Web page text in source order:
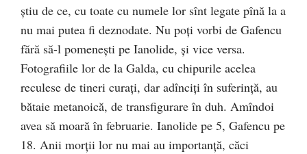
ştiu de ce, cu toate cu numele lor sînt legate pînă la a
nu mai putea fi deznodate. Nu poți vorbi de Gafencu
fără să-l pomenești pe Ianolide, și vice versa.
Fotografiile lor de la Galda, cu chipurile acelea
reculese de tineri curaţi, dar adînciți în suferință, au
bătaie metanoică, de transfigurare în duh. Amîndoi
avea să moară în februarie. Ianolide pe 5, Gafencu pe
18. Anii morții lor nu mai au importanță, căci